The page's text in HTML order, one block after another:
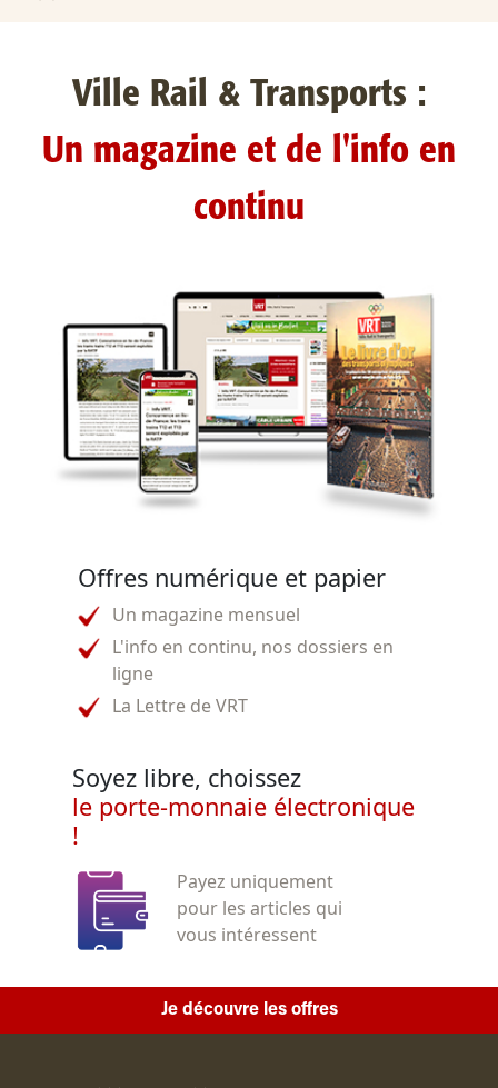
Ville Rail & Transports :
Un magazine et de l'info en
continu
Offres numérique et papier
Un magazine mensuel
L'info en continu, nos dossiers en
ligne
La Lettre de VRT
Soyez libre, choissez
le porte-monnaie électronique
!
Payez uniquement
pour les articles qui
vous intéressent
Je découvre les offres